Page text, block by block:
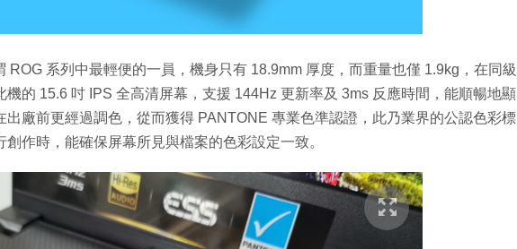
ROG 系列中最輕便的一員，機身只有 18.9mm 厚度，而重量也僅 1.9kg，在同級
機的 15.6 吋 IPS 全高清屏幕，支援 144Hz 更新率及 3ms 反應時間，能順暢地顯
出廠前更經過調色，從而獲得 PANTONE 專業色準認證，此乃業界的公認色彩標
作時，能確保屏幕所見與檔案的色彩設定一致。